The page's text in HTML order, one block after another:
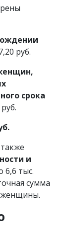
руб.
срока
и
6,6 тыс.
сумма
женщины.